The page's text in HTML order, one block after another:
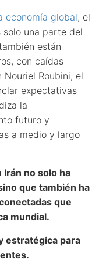
economía global, el
solo una parte del
están
con caídas
Roubini, el
expectativas
la
futuro y
a medio y largo
Irán no solo ha
que también ha
que
mundial.
estratégica para